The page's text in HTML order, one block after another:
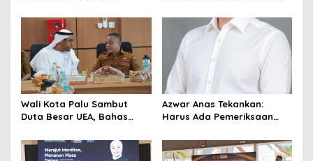
Sektor Jadi Prioritas
Wali Kota Palu Sambut
Duta Besar UEA, Bahas
Palu
Azwar Anas Tekankan:
Harus Ada Pemeriksaan
Pelanggaran AMDAL di
Lokasi CPM